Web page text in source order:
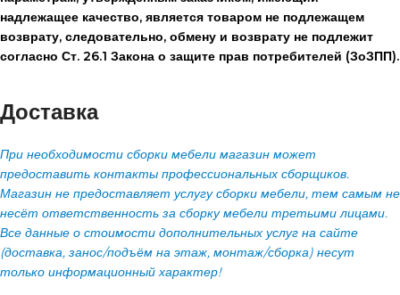
надлежащее качество, является товаром не подлежащем
возврату, следовательно, обмену и возврату не подлежит
согласно Ст. 26.1 Закона о защите прав потребителей (ЗоЗПП).
Доставка
При необходимости сборки мебели магазин может
предоставить контакты профессиональных сборщиков.
Магазин не предоставляет услугу сборки мебели, тем самым не
несёт ответственность за сборку мебели третьими лицами.
Все данные о стоимости дополнительных услуг на сайте
(доставка, занос/подъём на этаж, монтаж/сборка) несут
только информационный характер!